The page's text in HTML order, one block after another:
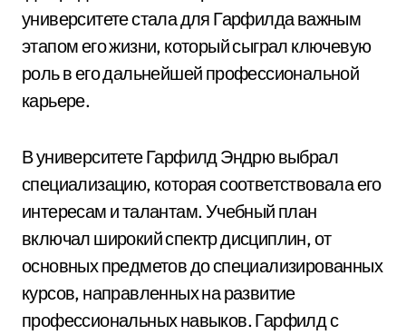
университете стала для Гарфилда важным
этапом его жизни, который сыграл ключевую
роль в его дальнейшей профессиональной
карьере.
В университете Гарфилд Эндрю выбрал
специализацию, которая соответствовала его
интересам и талантам. Учебный план
включал широкий спектр дисциплин, от
основных предметов до специализированных
курсов, направленных на развитие
профессиональных навыков. Гарфилд с